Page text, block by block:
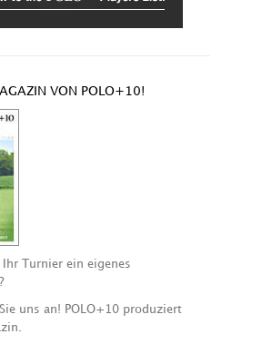
VON POLO+10!
Ihr Turnier ein eigenes
uns an! POLO+10 produziert